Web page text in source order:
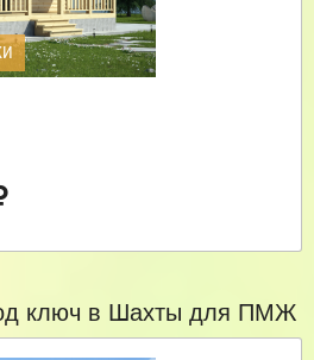
ключ в Шахты для ПМЖ